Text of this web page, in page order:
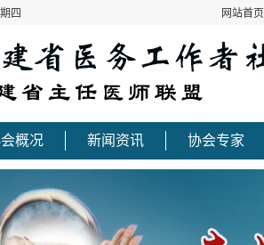
四 网站首页
概况 新闻资讯 协会专家